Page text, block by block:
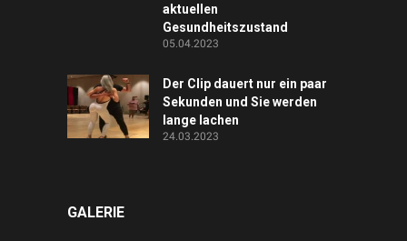
aktuellen
Gesundheitszustand
05.04.2023
Der Clip dauert nur ein paar
Sekunden und Sie werden
lange lachen
24.03.2023
GALERIE